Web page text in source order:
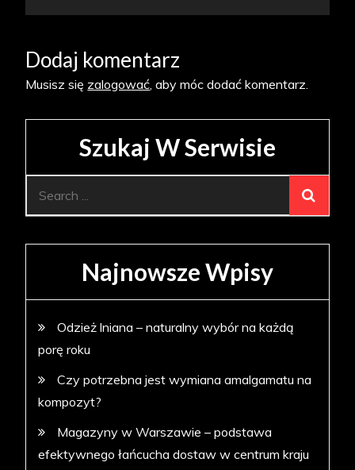
Dodaj komentarz
Musisz się zalogować , aby móc dodać komentarz.
Szukaj W Serwisie
Najnowsze Wpisy
Odzież lniana – naturalny wybór na każdą
porę roku
Czy potrzebna jest wymiana amalgamatu na
kompozyt?
Magazyny w Warszawie – podstawa
efektywnego łańcucha dostaw w centrum kraju